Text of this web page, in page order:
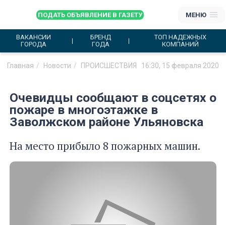
ПОДАТЬ ОБЪЯВЛЕНИЕ В ГАЗЕТУ МЕНЮ
ВАКАНСИИ
ГОРОДА
БРЕНД
ГОДА
ТОП НАДЕЖНЫХ
КОМПАНИЙ
Главная Новости ПРОИСШЕСТВИЯ 16:30, 15 февраля 2020
Очевидцы сообщают в соцсетях о
пожаре в многоэтажке в
Заволжском районе Ульяновска
На место прибыло 8 пожарных машин.